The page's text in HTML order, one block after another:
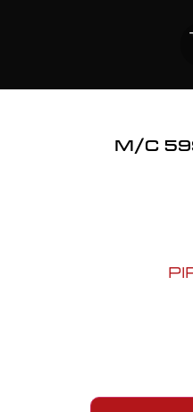
/ 110/80 – 14 M/C